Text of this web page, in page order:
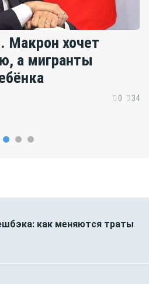
Макрон хочет
а мигранты
0 34
как меняются траты